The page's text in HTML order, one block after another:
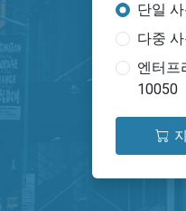
단일
다중
엔터프
10050